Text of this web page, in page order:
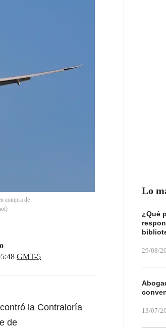
compra de
)
GMT-5
la Contraloría
de
Lo
¿Qué
29/08/
13/07/